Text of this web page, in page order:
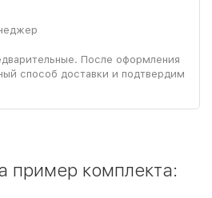
После оформления
способ доставки и подтвердим
пример комплекта: